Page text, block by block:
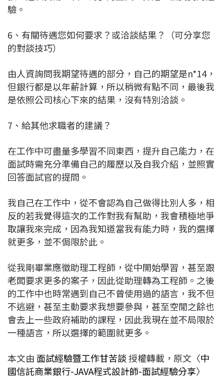
驗。
6、有關待遇您如何要求？或洽談結果？（可分享您
的對談技巧）
由人資詢問我期望待遇的部分，自己的期望是n*14，
但銀行都是以年薪計算，所以稍微有點不同，最後我
是依照公司核心下來的結果，沒有特別洽談。
7、給其他求職者的建議？
在工作中可盡量多學習不同東西，提升自己能力，在
面試時需充分準備自己的履歷以及自我介紹，並照實
回答面試官的提問。
我自己在工作中，從不會認為自己做得比別人多，相
反的若我覺得這次的工作對我有幫助，我會積極地爭
取讓我來完成，因為我知道當我有能力時，我的選擇
就更多，並不侷限於此。
從我剛畢業應徵助理工程師，從中開始學習，甚至跟
老闆要求更多的案子，因此從助理轉為工程師。之後
的工作中也時常遇到自己不曾使用過的語言，我不但
不逃避，甚至主動要求我想要參與，甚至空閒之餘也
會去上一些政府補助的課程，因此我現在並不局限於
一種語言，所以選擇的範圍就更多。
本文由 面試經驗暨工作甘苦談授權轉載，原文〈中
國信託商業銀行-JAVA程式設計師-面試經驗分享〉